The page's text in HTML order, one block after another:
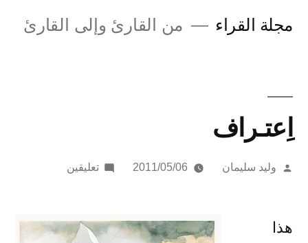
مجلة القراء من القارئ وإلى القارئ
اِعتـراف
تمّ
وليد سليمان 2011/05/06 تعليقين
هذا